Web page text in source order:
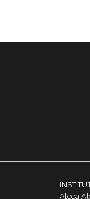
Aleea